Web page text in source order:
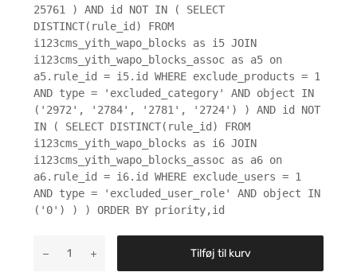
25761 ) AND id NOT IN ( SELECT
DISTINCT(rule_id) FROM
i123cms_yith_wapo_blocks as i5 JOIN
i123cms_yith_wapo_blocks_assoc as a5 on
a5.rule_id = i5.id WHERE exclude_products = 1
AND type = 'excluded_category' AND object IN
('2972', '2784', '2781', '2724') ) AND id NOT
IN ( SELECT DISTINCT(rule_id) FROM
i123cms_yith_wapo_blocks as i6 JOIN
i123cms_yith_wapo_blocks_assoc as a6 on
a6.rule_id = i6.id WHERE exclude_users = 1
AND type = 'excluded_user_role' AND object IN
('0') ) ) ORDER BY priority,id
Tilføj til kurv